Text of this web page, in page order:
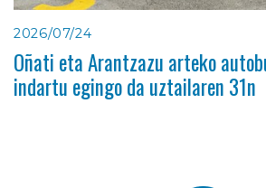
2026/07/24
Oñati eta Arantzazu arteko
indartu egingo da uztailaren 31n